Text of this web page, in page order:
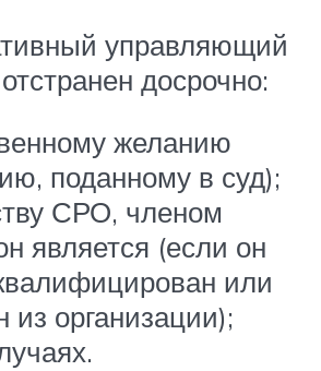
управляющий
досрочно:
желанию
поданному в суд);
СРО, членом
является (если он
или
из организации);